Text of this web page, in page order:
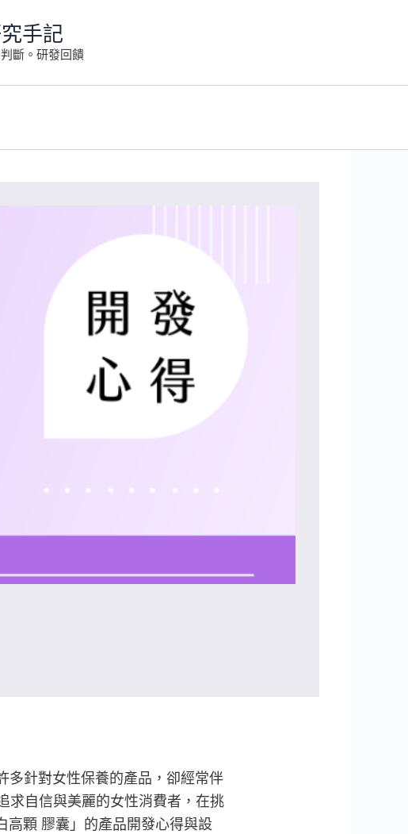
手記
斷。研發回饋
多針對女性保養的產品，卻經常伴
求自信與美麗的女性消費者，在挑
高顆 膠囊」的產品開發心得與設